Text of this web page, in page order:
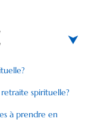
retraite spirituelle?
à prendre en